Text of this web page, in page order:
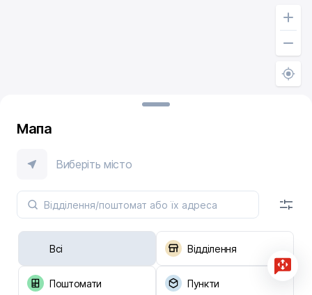
Мапа
Виберіть місто
Всі Відділення
Поштомати Пункти